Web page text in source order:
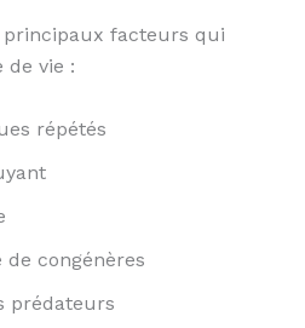
principaux facteurs qui
de vie :
répétés
congénères
prédateurs